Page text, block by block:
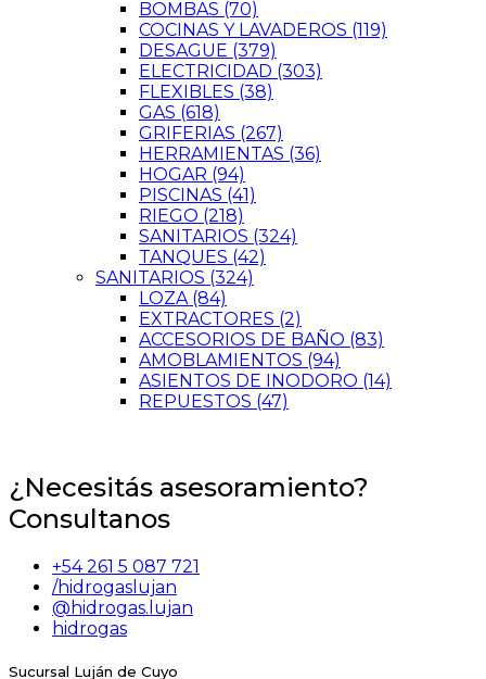
BOMBAS (70)
COCINAS Y LAVADEROS (119)
DESAGUE (379)
ELECTRICIDAD (303)
FLEXIBLES (38)
GAS (618)
GRIFERIAS (267)
HERRAMIENTAS (36)
HOGAR (94)
PISCINAS (41)
RIEGO (218)
SANITARIOS (324)
TANQUES (42)
SANITARIOS (324)
LOZA (84)
EXTRACTORES (2)
ACCESORIOS DE BAÑO (83)
AMOBLAMIENTOS (94)
ASIENTOS DE INODORO (14)
REPUESTOS (47)
¿Necesitás asesoramiento?
Consultanos
+54 261 5 087 721
/hidrogaslujan
@hidrogas.lujan
hidrogas
Sucursal Luján de Cuyo